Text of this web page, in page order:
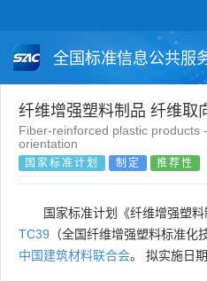
全国标准信息公共服
国家标准 行业
团体标准
纤维增强塑料制品 纤维取
Fiber-reinforced plastic
orientation
国家标准计划 制定 推荐性
国家标准计划《纤维增强塑
TC39 （全国纤维增强塑料标准
中国建筑材料联合会。 拟实施日